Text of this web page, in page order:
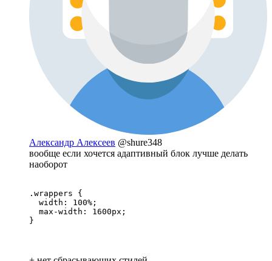
Александр Алексеев @shure348
вообще если хочется адаптивный блок лучше делать
наоборот
.wrappers {
  width: 100%;
  max-width: 1600px;
}